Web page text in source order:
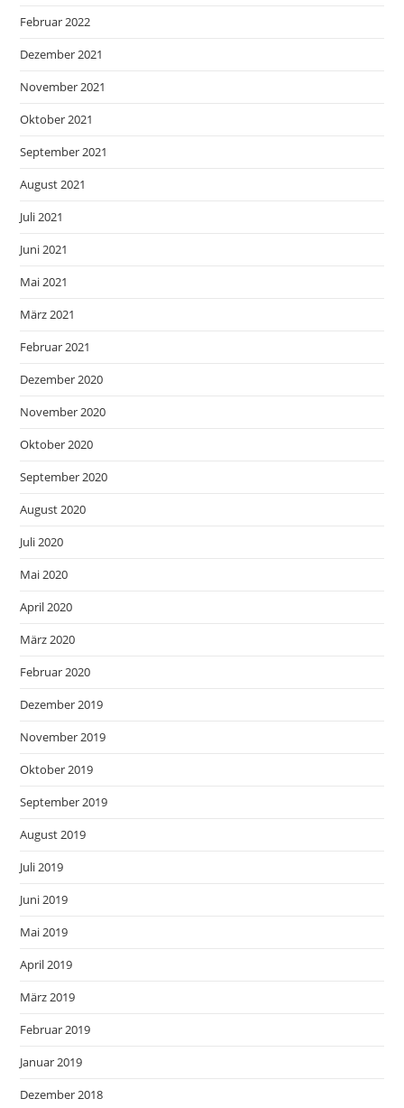
Februar 2022
Dezember 2021
November 2021
Oktober 2021
September 2021
August 2021
Juli 2021
Juni 2021
Mai 2021
März 2021
Februar 2021
Dezember 2020
November 2020
Oktober 2020
September 2020
August 2020
Juli 2020
Mai 2020
April 2020
März 2020
Februar 2020
Dezember 2019
November 2019
Oktober 2019
September 2019
August 2019
Juli 2019
Juni 2019
Mai 2019
April 2019
März 2019
Februar 2019
Januar 2019
Dezember 2018